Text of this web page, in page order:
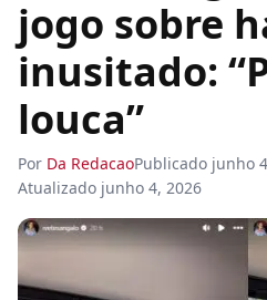
jogo sobre
inusitado:
louca”
Por Da RedacaoPublicado junho
Atualizado junho 4, 2026